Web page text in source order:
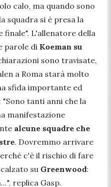
calo, ma quando sono
si è presa la
finale". L'allenatore della
parole di Koeman su
sono travisate,
a Roma starà molto
sfida importante ed
"Sono tanti anni che la
manifestazione
alcune squadre che
. Dovremmo arrivare
c'è il rischio di fare
su Greenwood:
", replica Gasp.